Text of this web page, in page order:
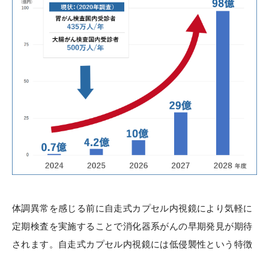
体調異常を感じる前に自走式カプセル内視鏡により気軽に
定期検査を実施することで消化器系がんの早期発見が期待
されます。自走式カプセル内視鏡には低侵襲性という特徴